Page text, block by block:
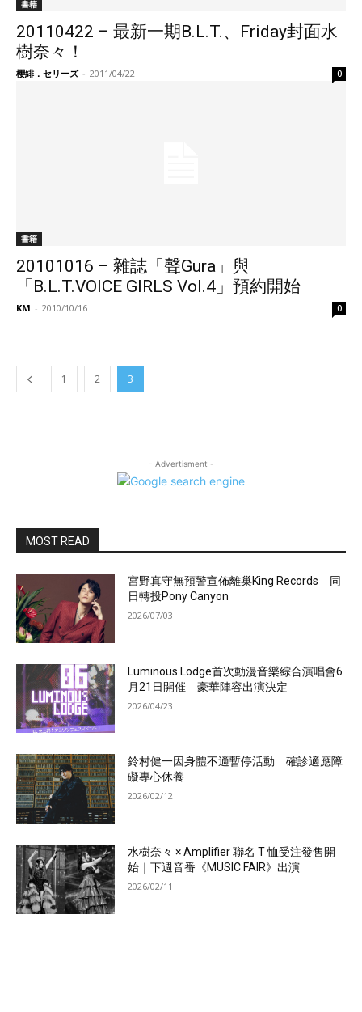
書籍
20110422 – 最新一期B.L.T.、Friday封面水
樹奈々！
櫻緋．セリーズ - 2011/04/22 0
書籍
20101016 – 雜誌「聲Gura」與
「B.L.T.VOICE GIRLS Vol.4」預約開始
KM - 2010/10/16 0
1 2 3
- Advertisment -
MOST READ
宮野真守無預警宣佈離巢King Records 同
日轉投Pony Canyon
2026/07/03
Luminous Lodge首次動漫音樂綜合演唱會6
月21日開催 豪華陣容出演決定
2026/04/23
鈴村健一因身體不適暫停活動 確診適應障
礙專心休養
2026/02/12
水樹奈々 × Amplifier 聯名 T 恤受注發售開
始｜下週音番《MUSIC FAIR》出演
2026/02/11